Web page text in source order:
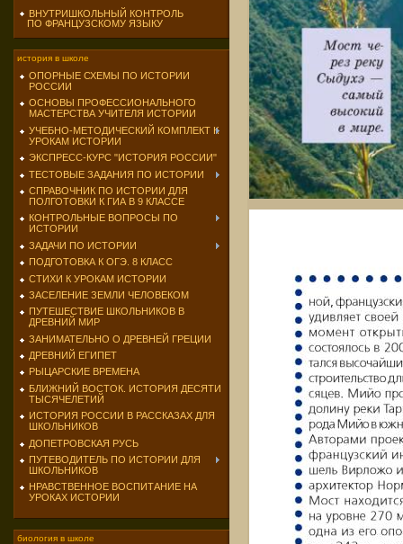
ВНУТРИШКОЛЬНЫЙ КОНТРОЛЬ
ПО ФРАНЦУЗСКОМУ ЯЗЫКУ
история в школе
ОПОРНЫЕ СХЕМЫ ПО ИСТОРИИ
РОССИИ
ОСНОВЫ ПРОФЕССИОНАЛЬНОГО
МАСТЕРСТВА УЧИТЕЛЯ ИСТОРИИ
УЧЕБНО-МЕТОДИЧЕСКИЙ КОМПЛЕКТ К
УРОКАМ ИСТОРИИ
ЭКСПРЕСС-КУРС "ИСТОРИЯ РОССИИ"
ТЕСТОВЫЕ ЗАДАНИЯ ПО ИСТОРИИ
СПРАВОЧНИК ПО ИСТОРИИ ДЛЯ
ПОЛГОТОВКИ К ГИА В 9 КЛАССЕ
КОНТРОЛЬНЫЕ ВОПРОСЫ ПО
ИСТОРИИ
ЗАДАЧИ ПО ИСТОРИИ
ПОДГОТОВКА К ОГЭ. 8 КЛАСС
СТИХИ К УРОКАМ ИСТОРИИ
ЗАСЕЛЕНИЕ ЗЕМЛИ ЧЕЛОВЕКОМ
ПУТЕШЕСТВИЕ ШКОЛЬНИКОВ В
ДРЕВНИЙ МИР
ЗАНИМАТЕЛЬНО О ДРЕВНЕЙ ГРЕЦИИ
ДРЕВНИЙ ЕГИПЕТ
РЫЦАРСКИЕ ВРЕМЕНА
БЛИЖНИЙ ВОСТОК. ИСТОРИЯ ДЕСЯТИ
ТЫСЯЧЕЛЕТИЙ
ИСТОРИЯ РОССИИ В РАССКАЗАХ ДЛЯ
ШКОЛЬНИКОВ
ДОПЕТРОВСКАЯ РУСЬ
ПУТЕВОДИТЕЛЬ ПО ИСТОРИИ ДЛЯ
ШКОЛЬНИКОВ
НРАВСТВЕННОЕ ВОСПИТАНИЕ НА
УРОКАХ ИСТОРИИ
биология в школе